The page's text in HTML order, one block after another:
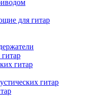
для гитар
гитар
гитар